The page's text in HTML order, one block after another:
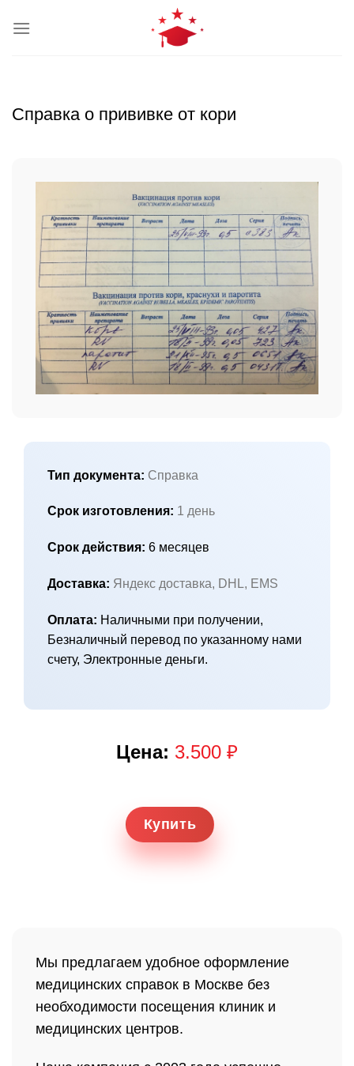
Справка о прививке от кори
Тип документа: Справка
Срок изготовления: 1 день
Срок действия: 6 месяцев
Доставка: Яндекс доставка, DHL, EMS
Оплата: Наличными при получении,
Безналичный перевод по указанному нами
счету, Электронные деньги.
Цена: 3.500 ₽
Купить
Мы предлагаем удобное оформление
медицинских справок в Москве без
необходимости посещения клиник и
медицинских центров.